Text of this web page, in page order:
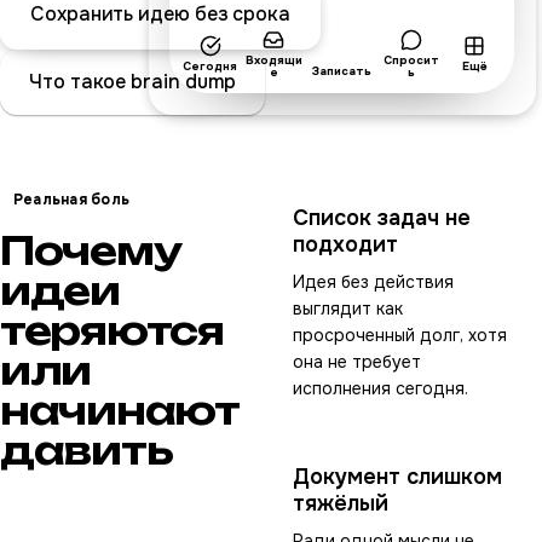
Сохранить идею без срока
Что такое brain dump
Сегодня
Входящи
е
Записать
Спросит
ь
Ещё
Реальная боль
Почему
идеи
теряются
или
начинают
давить
Список задач не
подходит
Идея без действия
выглядит как
просроченный долг, хотя
она не требует
исполнения сегодня.
Документ слишком
тяжёлый